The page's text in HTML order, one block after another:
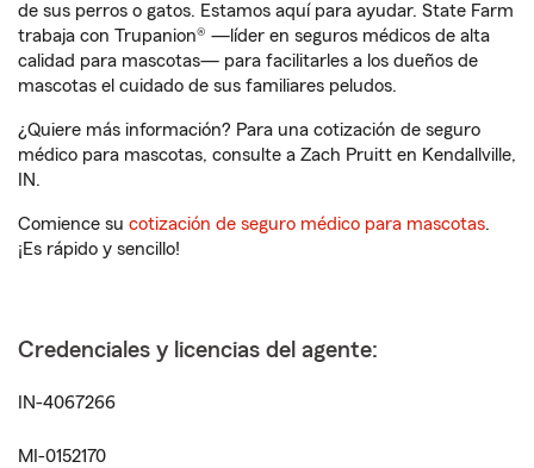
de sus perros o gatos. Estamos aquí para ayudar. State Farm
trabaja con Trupanion® —líder en seguros médicos de alta
calidad para mascotas— para facilitarles a los dueños de
mascotas el cuidado de sus familiares peludos.
¿Quiere más información? Para una cotización de seguro
médico para mascotas, consulte a Zach Pruitt en Kendallville,
IN.
Comience su cotización de seguro médico para mascotas.
¡Es rápido y sencillo!
Credenciales y licencias del agente:
IN-4067266
MI-0152170